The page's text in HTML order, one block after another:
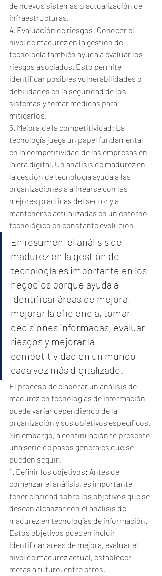
de nuevos sistemas o actualización de
infraestructuras.
4. Evaluación de riesgos: Conocer el
nivel de madurez en la gestión de
tecnología también ayuda a evaluar los
riesgos asociados. Esto permite
identificar posibles vulnerabilidades o
debilidades en la seguridad de los
sistemas y tomar medidas para
mitigarlos.
5. Mejora de la competitividad: La
tecnología juega un papel fundamental
en la competitividad de las empresas en
la era digital. Un análisis de madurez en
la gestión de tecnología ayuda a las
organizaciones a alinearse con las
mejores prácticas del sector y a
mantenerse actualizadas en un entorno
tecnológico en constante evolución.
En resumen, el análisis de
madurez en la gestión de
tecnología es importante en los
negocios porque ayuda a
identificar áreas de mejora,
mejorar la eficiencia, tomar
decisiones informadas, evaluar
riesgos y mejorar la
competitividad en un mundo
cada vez más digitalizado.
El proceso de elaborar un análisis de
madurez en tecnologías de información
puede variar dependiendo de la
organización y sus objetivos específicos.
Sin embargo, a continuación te presento
una serie de pasos generales que se
pueden seguir:
1. Definir los objetivos: Antes de
comenzar el análisis, es importante
tener claridad sobre los objetivos que se
desean alcanzar con el análisis de
madurez en tecnologías de información.
Estos objetivos pueden incluir
identificar áreas de mejora, evaluar el
nivel de madurez actual, establecer
metas a futuro, entre otros.